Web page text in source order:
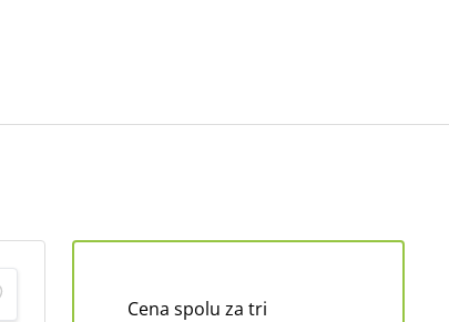
Cena spolu za tri